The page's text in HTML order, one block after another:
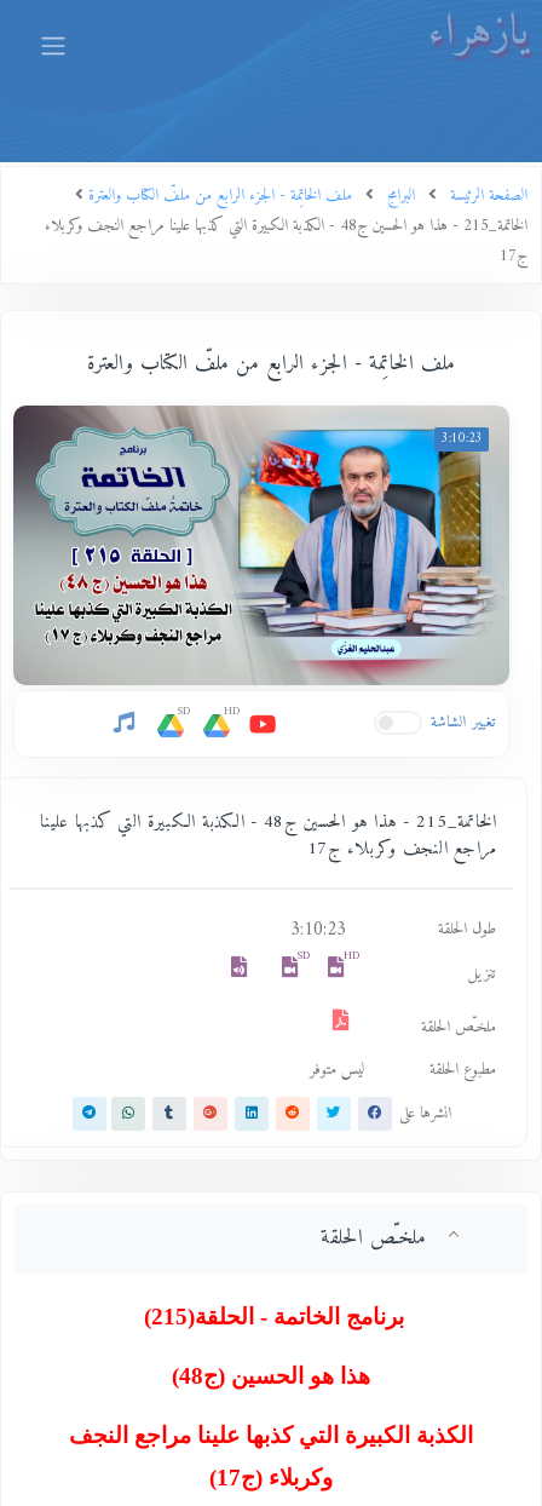
يازهراء
الصفحة الرئيسة البرامج
ملف الخاتِمة - الجزء الرابع من ملفّ الكتاب والعترة
الخاتمة_215 - هذا هو الحسين ج48 - الكذبة الكبيرة التي كذبها علينا مراجع النجف وكربلاء
ج17
ملف الخاتِمة - الجزء الرابع من ملفّ الكتاب والعترة
3:10:23
تغيير الشاشة HD
SD
الخاتمة_215 - هذا هو الحسين ج48 - الكذبة الكبيرة التي كذبها علينا
مراجع النجف وكربلاء ج17
طول الحلقة 3:10:23
تنزيل
HD
SD
ملخـّص الحلقة
مطبوع الحلقة
ليس متوفر
انشرها على
ملخـّص الحلقة
برنامج الخاتمة - الحلقة(215)
هذا هو الحسين (ج48)
الكذبة الكبيرة التي كذبها علينا مراجع النجف
وكربلاء (ج17)